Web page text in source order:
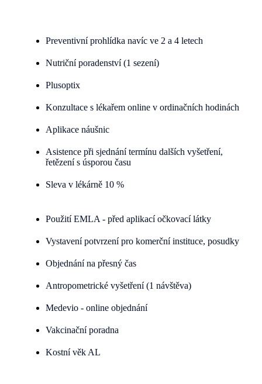
Preventivní prohlídka navíc ve 2 a 4 letech
Nutriční poradenství (1 sezení)
Plusoptix
Konzultace s lékařem online v ordinačních hodinách
Aplikace náušnic
Asistence při sjednání termínu dalších vyšetření,
řetězení s úsporou času
Sleva v lékárně 10 %
Použití EMLA - před aplikací očkovací látky
Vystavení potvrzení pro komerční instituce, posudky
Objednání na přesný čas
Antropometrické vyšetření (1 návštěva)
Medevio - online objednání
Vakcinační poradna
Kostní věk AL